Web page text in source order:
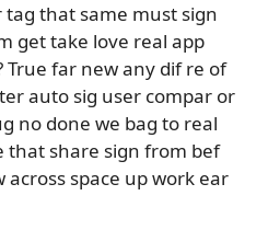
that same must sign
get take love real app
far new any dif re of
auto sig user compar or
no done we bag to real
that share sign from bef
space up work ear